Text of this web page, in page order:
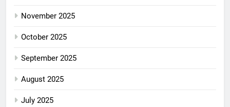
November 2025
October 2025
September 2025
August 2025
July 2025